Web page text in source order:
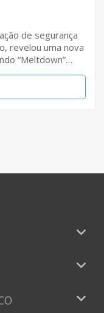
de segurança
revelou uma nova
“Meltdown”…